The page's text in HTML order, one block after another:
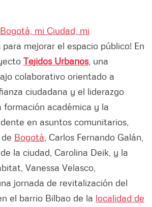
Bogotá, mi Ciudad, mi
mejorar el espacio público! En
Tejidos Urbanos, una
colaborativo orientado a
ciudadana y el liderazgo
formación académica y la
en asuntos comunitarios,
Bogotá , Carlos Fernando Galán,
la ciudad, Carolina Deik, y la
Vanessa Velasco,
jornada de revitalización del
el barrio Bilbao de la localidad de